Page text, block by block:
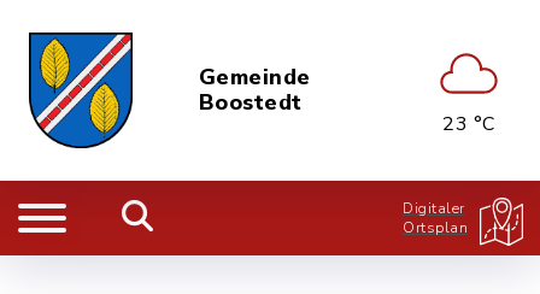
Gemeinde
Boostedt
23 °C
Digitaler
Ortsplan